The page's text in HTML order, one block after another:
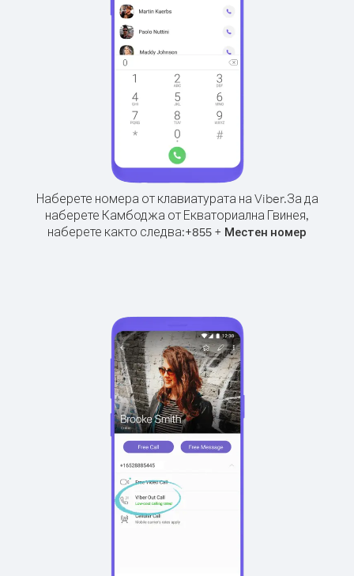
Наберете номера от клавиатурата на Viber.За да
наберете Камбоджа от Екваториална Гвинея,
наберете както следва:+855 + Местен номер